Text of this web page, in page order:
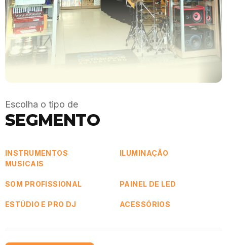
Escolha o tipo de
SEGMENTO
INSTRUMENTOS
MUSICAIS
ILUMINAÇÃO
SOM PROFISSIONAL PAINEL DE LED
ESTÚDIO E PRO DJ ACESSÓRIOS